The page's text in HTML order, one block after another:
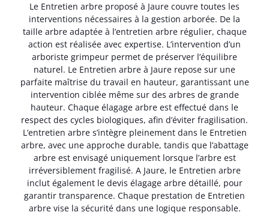
Le Entretien arbre proposé à Jaure couvre toutes les
interventions nécessaires à la gestion arborée. De la
taille arbre adaptée à l’entretien arbre régulier, chaque
action est réalisée avec expertise. L’intervention d’un
arboriste grimpeur permet de préserver l’équilibre
naturel. Le Entretien arbre à Jaure repose sur une
parfaite maîtrise du travail en hauteur, garantissant une
intervention ciblée même sur des arbres de grande
hauteur. Chaque élagage arbre est effectué dans le
respect des cycles biologiques, afin d’éviter fragilisation.
L’entretien arbre s’intègre pleinement dans le Entretien
arbre, avec une approche durable, tandis que l’abattage
arbre est envisagé uniquement lorsque l’arbre est
irréversible­ment fragilisé. A Jaure, le Entretien arbre
inclut également le devis élagage arbre détaillé, pour
garantir transparence. Chaque prestation de Entretien
arbre vise la sécurité dans une logique responsable.